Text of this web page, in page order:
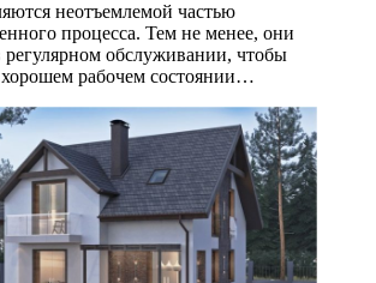
неотъемлемой частью
процесса. Тем не менее, они
обслуживании, чтобы
хорошем рабочем состоянии…